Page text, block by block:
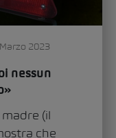
2023
nessun
(il
che